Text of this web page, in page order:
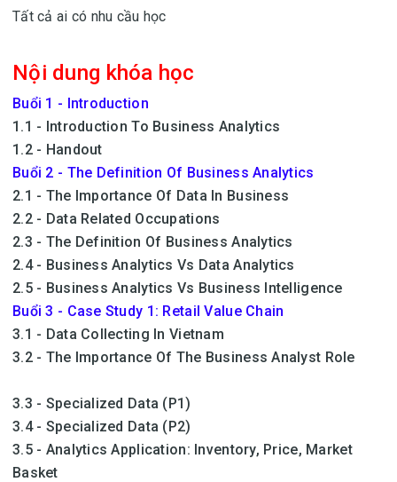
Tất cả ai có nhu cầu học
Nội dung khóa học
Buổi 1 - Introduction
1.1 - Introduction To Business Analytics
1.2 - Handout
Buổi 2 - The Definition Of Business Analytics
2.1 - The Importance Of Data In Business
2.2 - Data Related Occupations
2.3 - The Definition Of Business Analytics
2.4 - Business Analytics Vs Data Analytics
2.5 - Business Analytics Vs Business Intelligence
Buổi 3 - Case Study 1: Retail Value Chain
3.1 - Data Collecting In Vietnam
3.2 - The Importance Of The Business Analyst Role
3.3 - Specialized Data (P1)
3.4 - Specialized Data (P2)
3.5 - Analytics Application: Inventory, Price, Market
Basket